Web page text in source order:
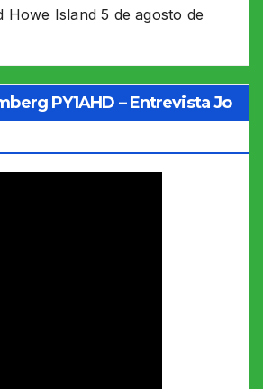
Howe Island 5 de agosto de
PY1AHD – Entrevista Jo